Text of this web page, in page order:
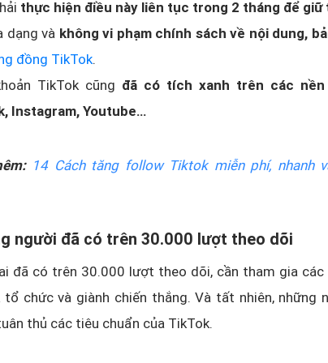
thực hiện điều này liên tục trong 2 tháng để giữ
dạng và không vi phạm chính sách về nội dung,
đồng TikTok.
TikTok cũng đã có tích xanh trên các
Instagram, Youtube…
14 Cách tăng follow Tiktok miễn phí, nhanh
người đã có trên 30.000 lượt theo dõi
đã có trên 30.000 lượt theo dõi, cần tham gia
tổ chức và giành chiến thắng. Và tất nhiên, những
thủ các tiêu chuẩn của TikTok.